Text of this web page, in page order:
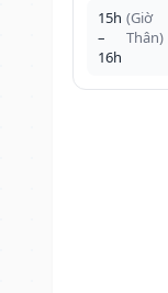
15h
–
16h
(Giờ
Thân)